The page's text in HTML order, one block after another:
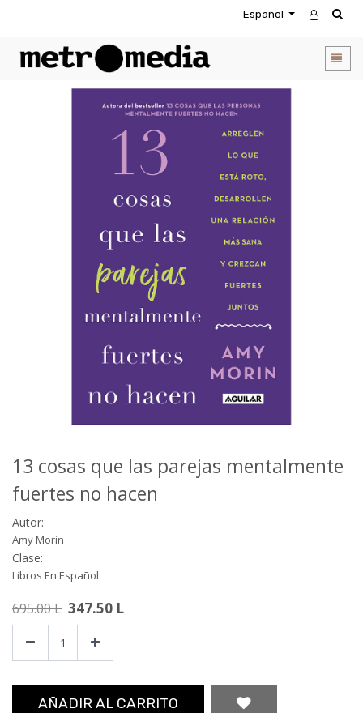
Español
13 cosas que las parejas mentalmente
fuertes no hacen
Autor:
Amy Morin
Clase:
Libros En Español
695.00L 347.50 L
AÑADIR AL CARRITO